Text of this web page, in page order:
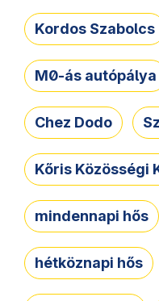
Kordos Szabolcs
M0-ás autópálya
Chez Dodo
Kőris Közösségi
mindennapi hős
hétköznapi hős